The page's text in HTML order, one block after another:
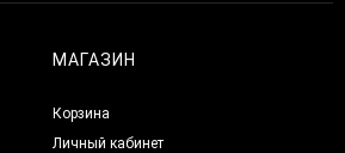
МАГАЗИН
Корзина
Личный кабинет